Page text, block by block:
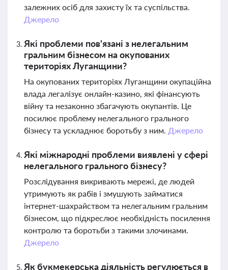
залежних осіб для захисту їх та суспільства.
Джерело
Які проблеми пов'язані з нелегальним
гральним бізнесом на окупованих
територіях Луганщини?
На окупованих територіях Луганщини окупаційна
влада легалізує онлайн-казино, які фінансують
війну та незаконно збагачують окупантів. Це
посилює проблему нелегального грального
бізнесу та ускладнює боротьбу з ним. Джерело
Які міжнародні проблеми виявлені у сфері
нелегального грального бізнесу?
Розслідування викривають мережі, де людей
утримують як рабів і змушують займатися
інтернет-шахрайством та нелегальним гральним
бізнесом, що підкреслює необхідність посилення
контролю та боротьби з такими злочинами.
Джерело
Як букмекерська діяльність регулюється в